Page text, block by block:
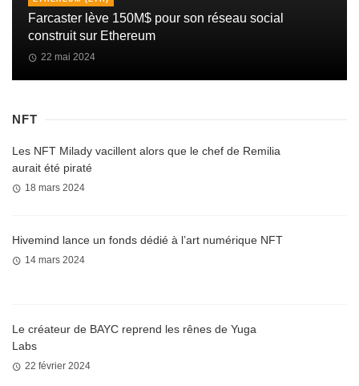
Farcaster lève 150M$ pour son réseau social
construit sur Ethereum
22 mai 2024
NFT
Les NFT Milady vacillent alors que le chef de Remilia
aurait été piraté
18 mars 2024
Hivemind lance un fonds dédié à l’art numérique NFT
14 mars 2024
Le créateur de BAYC reprend les rênes de Yuga
Labs
22 février 2024